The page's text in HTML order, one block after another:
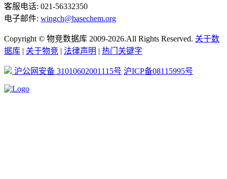
客服电话: 021-56332350
电子邮件: wingch@basechem.org
Copyright © 物竞数据库 2009-2026.All Rights Reserved. 关于数
据库 | 关于物竞 | 法律声明 | 热门关键字
沪公网安备 31010602001115号 沪ICP备08115995号